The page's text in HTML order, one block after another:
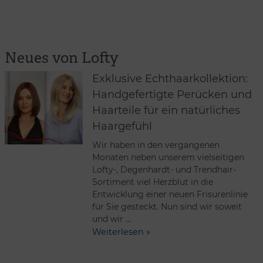
Neues von Lofty
Exklusive Echthaarkollektion:
Handgefertigte Perücken und
Haarteile für ein natürliches
Haargefühl
Wir haben in den vergangenen
Monaten neben unserem vielseitigen
Lofty-, Degenhardt- und Trendhair-
Sortiment viel Herzblut in die
Entwicklung einer neuen Frisurenlinie
für Sie gesteckt. Nun sind wir soweit
und wir …
Weiterlesen »